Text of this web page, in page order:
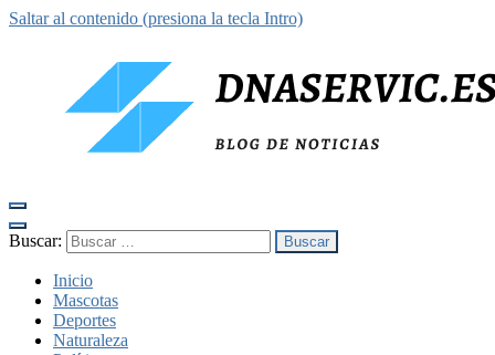
Saltar al contenido (presiona la tecla Intro)
Buscar:
Inicio
Mascotas
Deportes
Naturaleza